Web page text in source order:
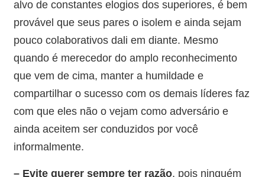
alvo de constantes elogios dos superiores, é bem
provável que seus pares o isolem e ainda sejam
pouco colaborativos dali em diante. Mesmo
quando é merecedor do amplo reconhecimento
que vem de cima, manter a humildade e
compartilhar o sucesso com os demais líderes faz
com que eles não o vejam como adversário e
ainda aceitem ser conduzidos por você
informalmente.
– Evite querer sempre ter razão, pois ninguém